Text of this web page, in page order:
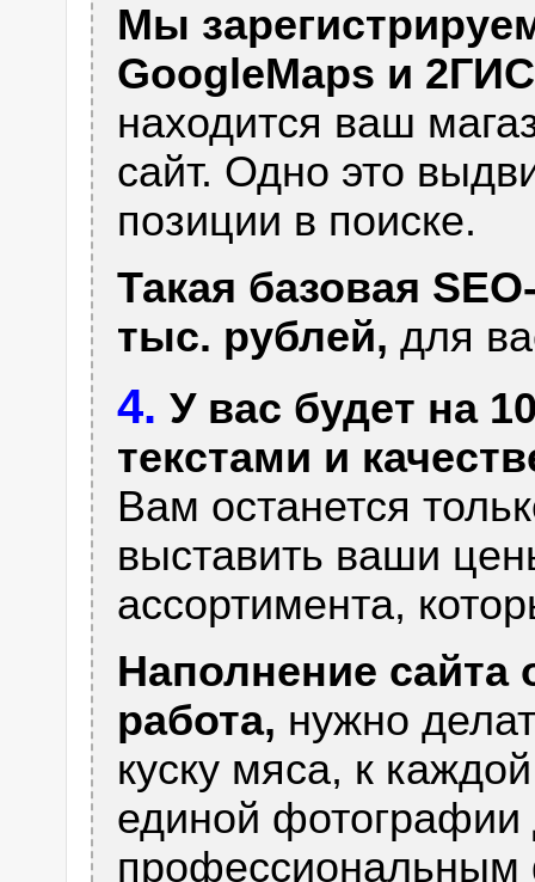
Мы
GoogleMaps и
находится ваш
сайт. Одно это
позиции в поиске.
Такая базовая
тыс. рублей, для
4. У вас будет на
текстами и
Вам останется
выставить ваши
ассортимента,
Наполнение сайта
работа, нужно
куску мяса, к
единой